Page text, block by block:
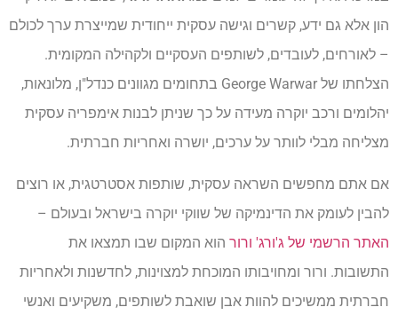
הון אלא גם ידע, קשרים וגישה עסקית ייחודית שמייצרת ערך לכולם
– לאורחים, לעובדים, לשותפים העסקיים ולקהילה המקומית.
הצלחתו של George Warwar בתחומים מגוונים כנדל"ן, מלונאות,
יהלומים ורכב יוקרה מעידה על כך שניתן לבנות אימפריה עסקית
מצליחה מבלי לוותר על ערכים, יושרה ואחריות חברתית.
אם אתם מחפשים השראה עסקית, שותפות אסטרטגית, או רוצים
להבין לעומק את הדינמיקה של שווקי יוקרה בישראל ובעולם –
האתר הרשמי של ג'ורג' ורור הוא המקום שבו תמצאו את
התשובות. ורור ומחויבותו המוכחת למצוינות, לחדשנות ולאחריות
חברתית ממשיכים להוות אבן שואבת לשותפים, משקיעים ואנשי